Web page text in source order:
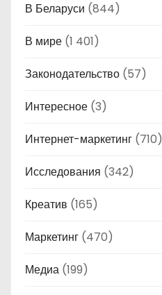
В Беларуси (844)
В мире (1 401)
Законодательство (57)
Интересное (3)
Интернет-маркетинг (710)
Исследования (342)
Креатив (165)
Маркетинг (470)
Медиа (199)